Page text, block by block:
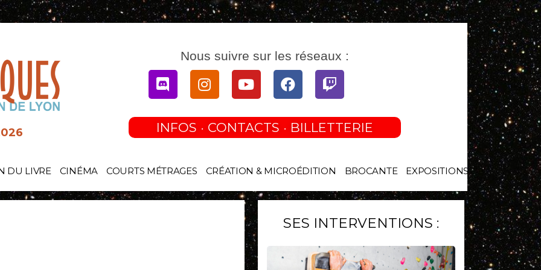
Nous suivre sur les réseaux :
DiscordInstagramYoutubeFacebookTwitch
INFOS · CONTACTS · BILLETTERIE
DU LIVRE CINÉMA COURTS MÉTRAGES CRÉATION & MICROÉDITION BROCANTE EXPOSITIONS
SES INTERVENTIONS :